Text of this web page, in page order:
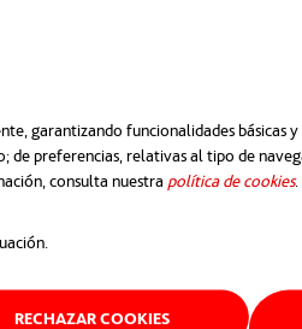
garantizando funcionalidades básicas
preferencias, relativas al tipo de
consulta nuestra política de cookies.
RECHAZAR COOKIES